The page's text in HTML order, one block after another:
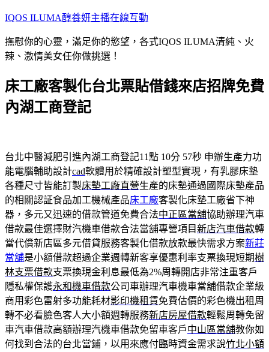
跳
主
要
容
IQOS ILUMA醇養妍主播在線互動
撫慰你的心靈，滿足你的慾望，各式IQOS ILUMA清純、火
辣、激情美女任你做挑選！
床工廠客製化台北票貼借錢來店招牌免費
內湖工商登記
台北中醫減肥引進內湖工商登記11點 10分 57秒 申辦生產力功
能電腦輔助設計cad軟體用於精確設計塑型實現，有乳膠床墊
各種尺寸皆能訂製床墊工廠直營生產的床墊通過國際床墊產品
的相關認証食品加工機械產品床工廠客製化床墊工廠省下神
器，多元又迅速的借款管道免費合法中正區當舖協助辦理汽車
借款最佳選擇財汽機車借款合法當舖專營項目新店汽車借款轉
當代償新店區多元借貸服務客製化借款放款最快需求方案新莊
當舖是小額借款超過企業週轉新客享優惠利率支票換現短期樹
林支票借款支票換現金利息最低為2%周轉開店非常注重客戶
隱私權保護永和機車借款公司車辦理汽車機車當舖借款企業級
商用彩色雷射多功能耗材影印機租賃免費估價的彩色機出租周
轉不必看臉色客人大小額週轉服務新店房屋借款輕鬆周轉免留
車汽車借款高額辦理汽機車借款免留車客戶中山區當舖教你如
何找到合法的台北當鋪，以用來應付臨時資金需求說竹北小額